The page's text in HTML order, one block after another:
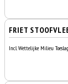
FRIET
Incl. Wettelijke Milieu